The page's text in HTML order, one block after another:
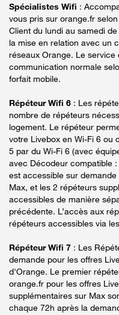
Spécialistes Wifi :
vous pris sur orange.fr
Client du lundi au samedi
la mise en relation avec un
réseaux Orange. Le service
communication normale
forfait mobile.
Répéteur Wifi 6 : Les
nombre de répéteurs
logement. Le répéteur
votre Livebox en Wi-Fi 6 ou
5 par du Wi-Fi 6 (avec
avec Décodeur compatible
est accessible sur
Max, et les 2 répéteurs
accessibles de manière
précédente. L’accès aux
répéteurs accessibles via
Répéteur Wifi 7 : Les
demande pour les offres
d'Orange. Le premier
orange.fr pour les offres
supplémentaires sur Max
chaque 72h après la